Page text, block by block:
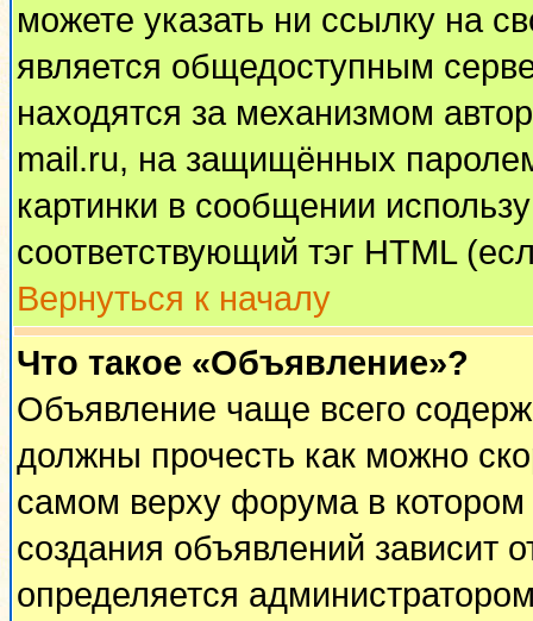
можете указать ни ссылку на
является общедоступным
находятся за механизмом
mail.ru, на защищённых
картинки в сообщении
соответствующий тэг HTML
Вернуться к началу
Что такое «Объявление»?
Объявление чаще всего
должны прочесть как можно
самом верху форума в
создания объявлений зависит
определяется